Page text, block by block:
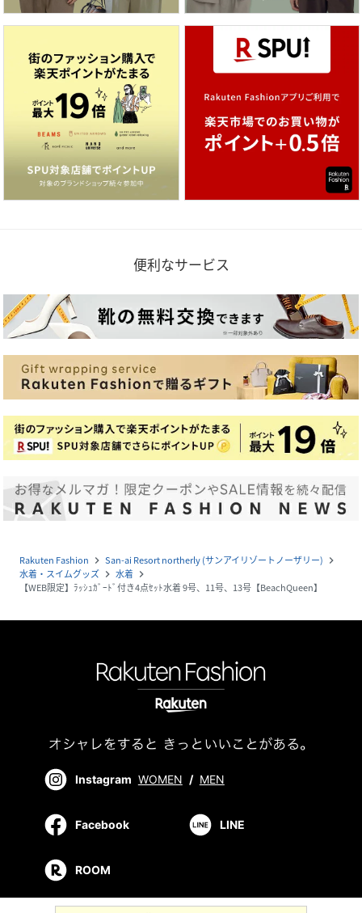
便利なサービス
Rakuten Fashion navigate_next San-ai Resort northerly (サンアイリゾートノーザリー) navigate_next
水着・スイムグッズ navigate_next 水着 navigate_next
【WEB限定】ﾗｯｼｭｶﾞｰﾄﾞ付き4点ｾｯﾄ水着 9号、11号、13号【BeachQueen】
Instagram WOMEN / MEN
Facebook LINE
ROOM